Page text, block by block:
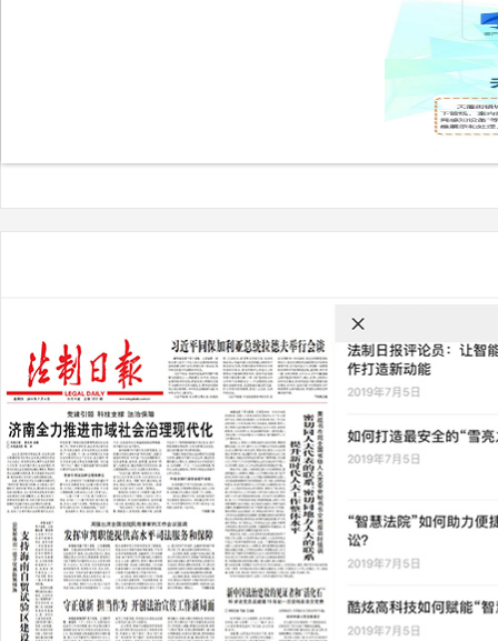
广州市白云区人民法院邓淦华：
如何利用有限的司法资源推动审